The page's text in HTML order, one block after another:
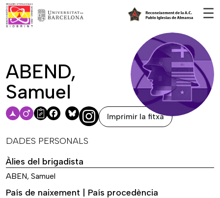
☰
ABEND,
Samuel
Facebook
Bluesky Imprimir la fitxa
DADES PERSONALS
Àlies del brigadista
ABEN, Samuel
País de naixement | País procedència